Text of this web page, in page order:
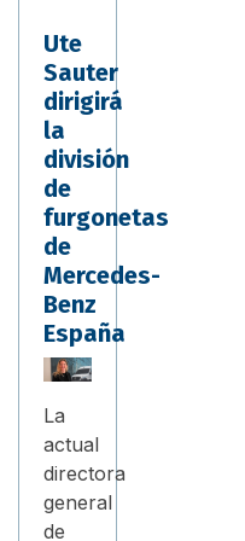
Ute
Sauter
dirigirá
la
división
de
furgonetas
de
Mercedes-
Benz
España
La
actual
directora
general
de